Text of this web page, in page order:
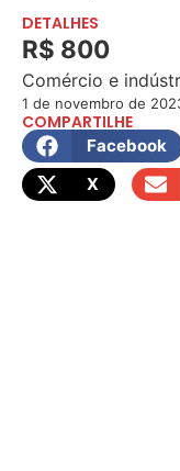
DETALHES
R$ 800
Comércio e
1 de novembro de
COMPARTILHE
Facebook
X